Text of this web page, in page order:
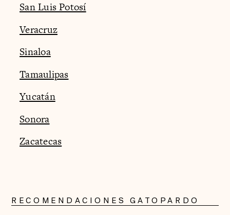
San Luis Potosí
Veracruz
Sinaloa
Tamaulipas
Yucatán
Sonora
Zacatecas
RECOMENDACIONES GATOPARDO